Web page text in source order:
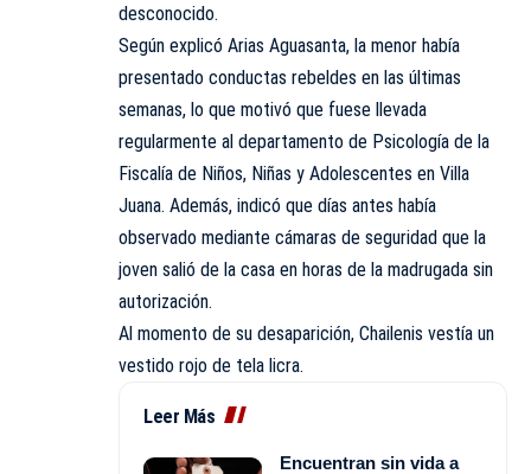
desconocido.
Según explicó Arias Aguasanta, la menor había
presentado conductas rebeldes en las últimas
semanas, lo que motivó que fuese llevada
regularmente al departamento de Psicología de la
Fiscalía de Niños, Niñas y Adolescentes en Villa
Juana. Además, indicó que días antes había
observado mediante cámaras de seguridad que la
joven salió de la casa en horas de la madrugada sin
autorización.
Al momento de su desaparición, Chailenis vestía un
vestido rojo de tela licra.
Leer Más
Encuentran sin vida a